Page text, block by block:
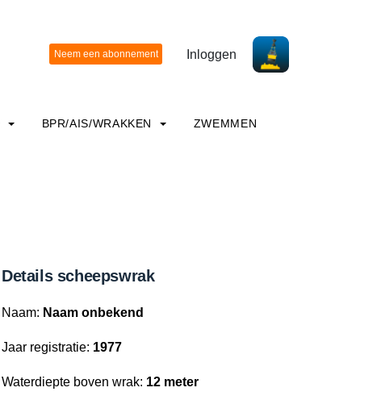
Inloggen
BPR/AIS/WRAKKEN ZWEMMEN
Details scheepswrak
Naam: Naam onbekend
Jaar registratie: 1977
Waterdiepte boven wrak: 12 meter